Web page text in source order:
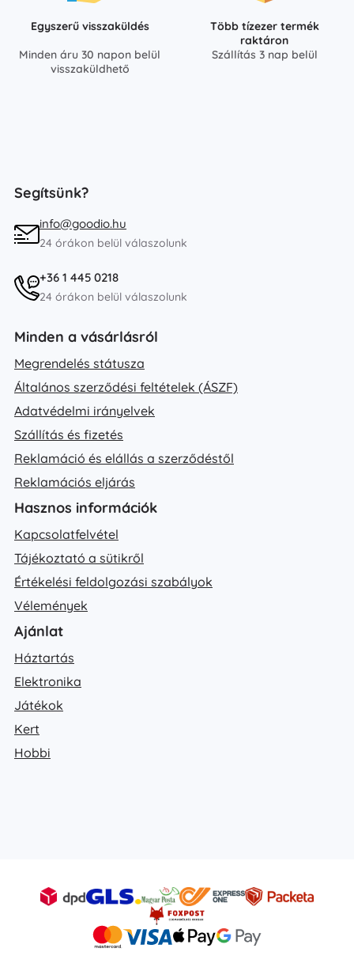
Egyszerű visszaküldés
Minden áru 30 napon belül
visszaküldhető
Több tízezer termék
raktáron
Szállítás 3 nap belül
Segítsünk?
info@goodio.hu
24 órákon belül válaszolunk
+36 1 445 0218
24 órákon belül válaszolunk
Minden a vásárlásról
Megrendelés státusza
Általános szerződési feltételek (ÁSZF)
Adatvédelmi irányelvek
Szállítás és fizetés
Reklamáció és elállás a szerződéstől
Reklamációs eljárás
Hasznos információk
Kapcsolatfelvétel
Tájékoztató a sütikről
Értékelési feldolgozási szabályok
Vélemények
Ajánlat
Háztartás
Elektronika
Játékok
Kert
Hobbi